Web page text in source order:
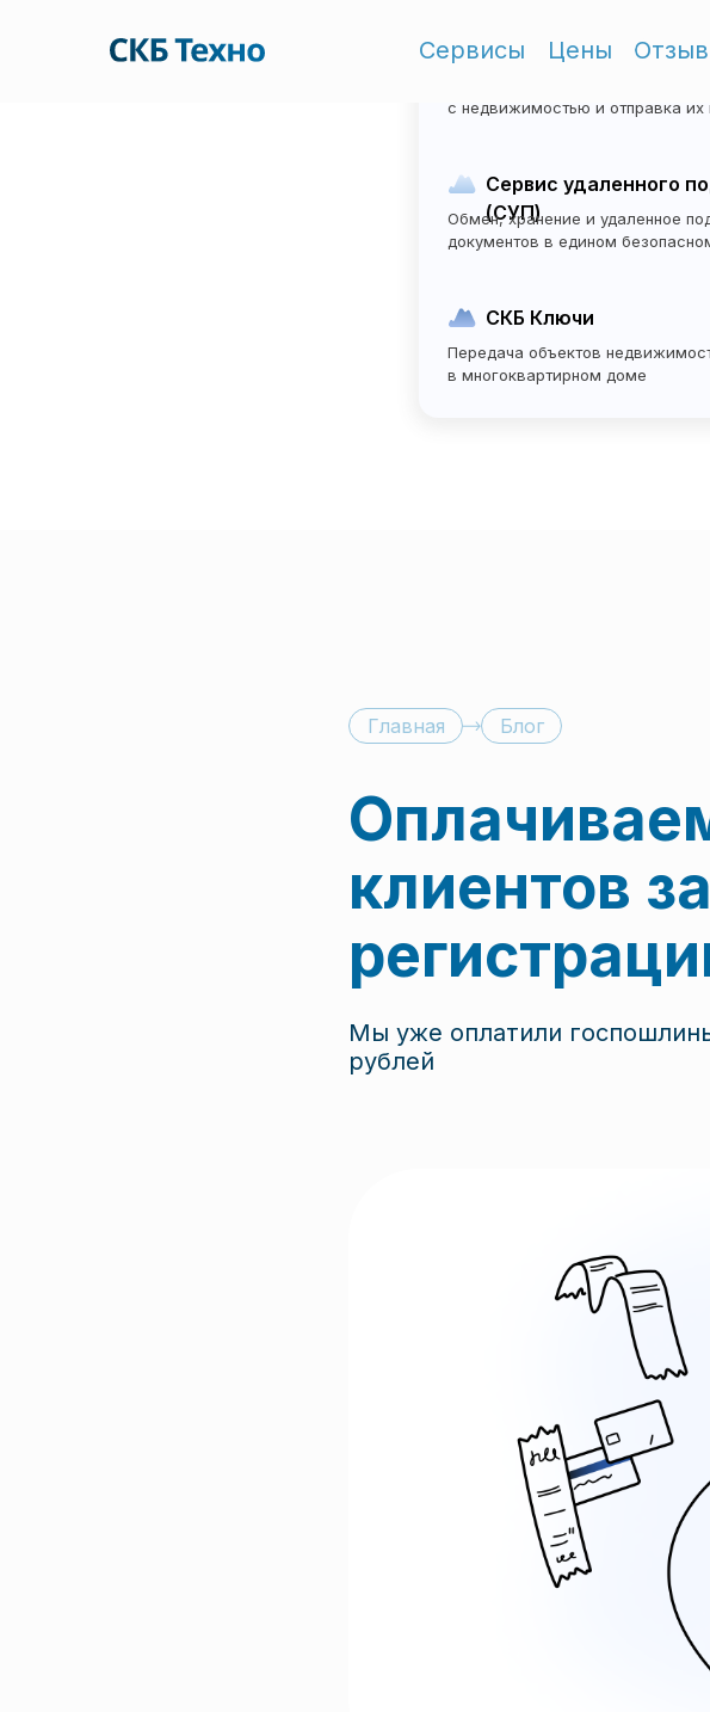
Цены
СервисыЭлектронная
с недвижимостью и отправка их
Сервис удаленного
(СУП)
Обмен, хранение и удаленное
документов в едином
СКБ Ключи
Передача объектов
в многоквартирном доме
Главная Блог
клиентов
Мы уже оплатили
рублей